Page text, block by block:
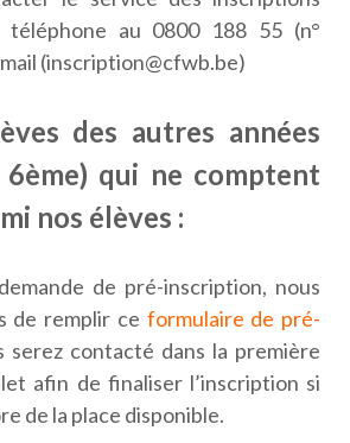
téléphone au 0800 188 55 (n°
(inscription@cfwb.be)
des autres années
6ème) qui ne comptent
nos élèves :
de pré-inscription, nous
de remplir ce formulaire de pré-
serez contacté dans la première
afin de finaliser l’inscription si
de la place disponible.